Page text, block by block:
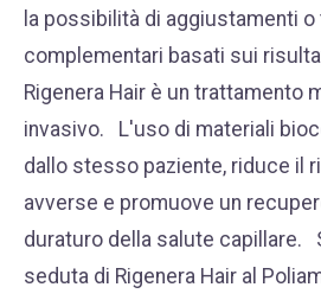
la possibilità di aggiustamenti
complementari basati sui
Rigenera Hair è un trattamento
invasivo.
L'uso di materiali
dallo stesso paziente, riduce il
avverse e promuove un
duraturo della salute capillare.
seduta di Rigenera Hair al